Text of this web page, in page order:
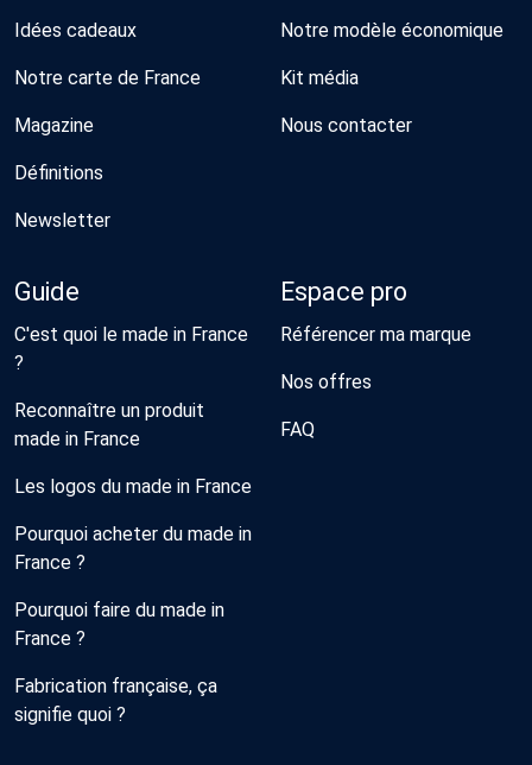
Idées cadeaux
Notre carte de France
Magazine
Définitions
Newsletter
Notre modèle économique
Kit média
Nous contacter
Guide
C'est quoi le made in France
?
Reconnaître un produit
made in France
Les logos du made in France
Pourquoi acheter du made in
France ?
Pourquoi faire du made in
France ?
Fabrication française, ça
signifie quoi ?
Espace pro
Référencer ma marque
Nos offres
FAQ